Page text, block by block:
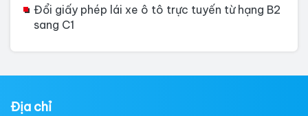
Đổi giấy phép lái xe ô tô trực tuyến từ hạng B2
sang C1
Địa chỉ